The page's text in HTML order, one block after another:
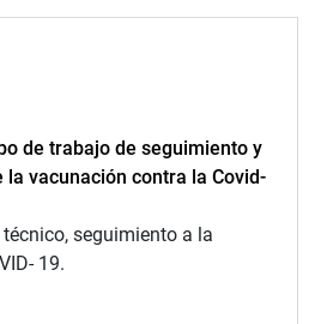
de trabajo de seguimiento y
la vacunación contra la Covid-
seguimiento a la
19.